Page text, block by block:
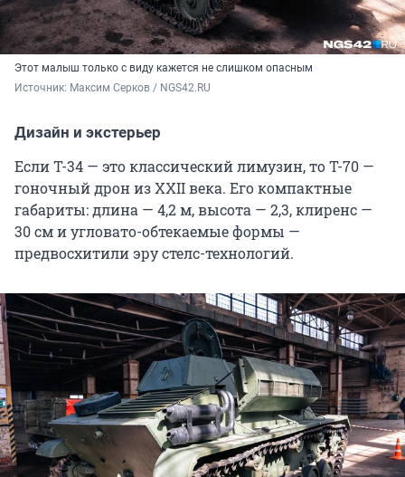
Этот малыш только с виду кажется не слишком опасным
Источник: Максим Серков / NGS42.RU
Дизайн и экстерьер
Если Т-34 — это классический лимузин, то Т-70 —
гоночный дрон из XXII века. Его компактные
габариты: длина — 4,2 м, высота — 2,3, клиренс —
30 сми угловато-обтекаемые формы —
предвосхитили эру стелс-технологий.